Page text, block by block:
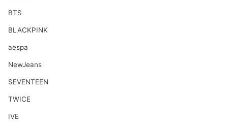
BTS
BLACKPINK
aespa
NewJeans
SEVENTEEN
TWICE
IVE